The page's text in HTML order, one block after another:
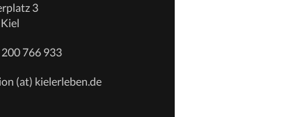
3
766 933
(at) kielerleben.de